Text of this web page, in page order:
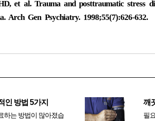
et al. Trauma and posttraumatic stress
Arch Gen Psychiatry. 1998;55(7):626-632.
인 방법 5가지
하는 방법이 많아졌습
필